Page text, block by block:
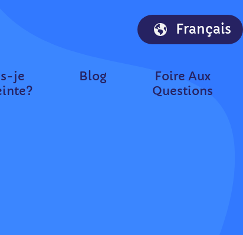
Français
je
Blog
Foire Aux
Questions